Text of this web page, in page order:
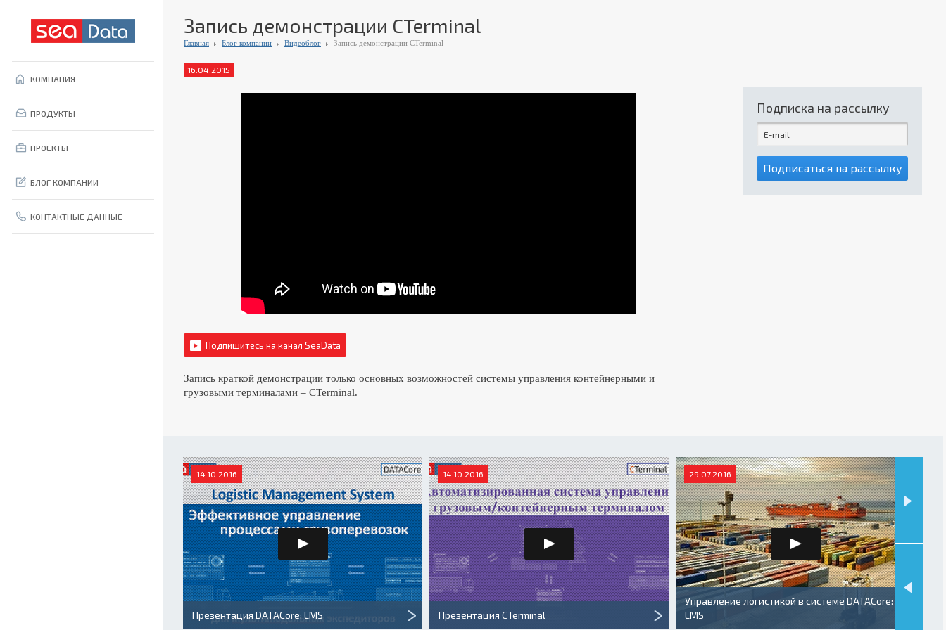
КОМПАНИЯ
ПРОДУКТЫ
ПРОЕКТЫ
БЛОГ КОМПАНИИ
КОНТАКТНЫЕ ДАННЫЕ
Запись демонстрации CTerminal
Главная Блог компании Видеоблог Запись демонстрации CTerminal
Подписка на рассылку
16.04.2015
Подпишитесь на канал SeaData
Запись краткой демонстрации только основных возможностей системы управления контейнерными и
грузовыми терминалами – CTerminal.
14.10.2016
Презентация DATACore: LMS
14.10.2016
Презентация CTerminal
29.07.2016
Управление логистикой в системе DATACore:
LMS